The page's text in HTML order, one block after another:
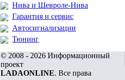
Нива и Шевроле-Нива
Гарантия и сервис
Автосигнализации
Тюнинг
© 2008 - 2026 Информационный
проект
LADAONLINE. Все права